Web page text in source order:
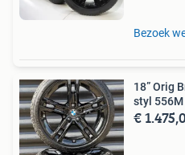
Bezoek
18” Orig
styl
€